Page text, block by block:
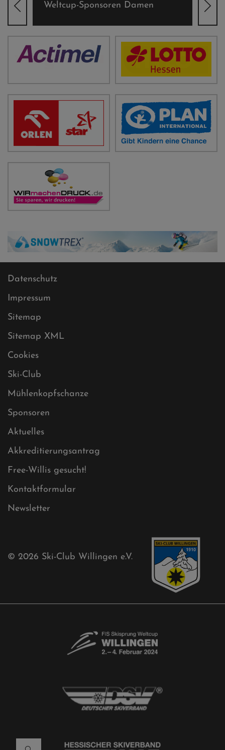
Weltcup-Sponsoren Damen
Datenschutz
Impressum
Sitemap
Sitemap XML
Cookies
Ski-Club
Mühlenkopfschanze
Sponsoren
Aktuelles
Akkreditierungsantrag
Free-Willis gesucht!
Kontaktformular
Newsletter
© 2026 Ski-Club Willingen e.V.